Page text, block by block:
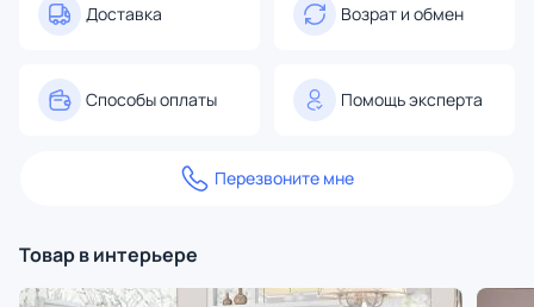
Доставка Возрат и обмен
Способы оплаты Помощь эксперта
Перезвоните мне
Товар в интерьере